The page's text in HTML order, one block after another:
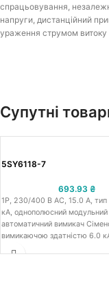
спрацьовування,
напруги, дистанційний
ураження струмом витоку
Супутні
5SY6118-7
693.93 ₴
1Р, 230/400 В АС, 15.0 A, тип
кА, однополюсний модульний
автоматичний вимикач
вимикаючою здатністю 6.0